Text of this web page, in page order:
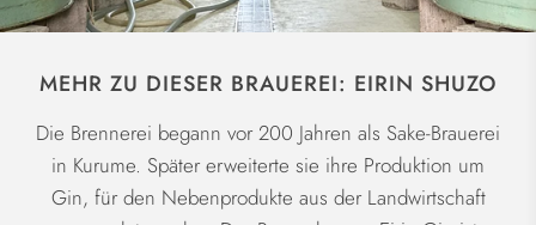
MEHR ZU DIESER BRAUEREI: EIRIN SHUZO
Die Brennerei begann vor 200 Jahren als Sake-Brauerei
in Kurume. Später erweiterte sie ihre Produktion um
Gin, für den Nebenprodukte aus der Landwirtschaft